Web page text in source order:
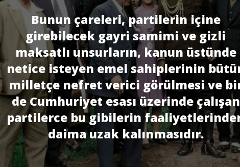
Bunun çareleri, partilerin içine
girebilecek gayri samimi ve gizli
maksatlı unsurların, kanun üstünde
netice isteyen emel sahiplerinin
milletçe nefret verici görülmesi ve
de Cumhuriyet esası üzerinde çalışan
partilerce bu gibilerin
daima uzak kalınması­dır.